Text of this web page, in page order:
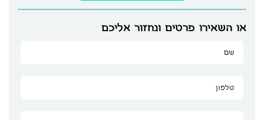
או השאירו פרטים ונחזור אליכם